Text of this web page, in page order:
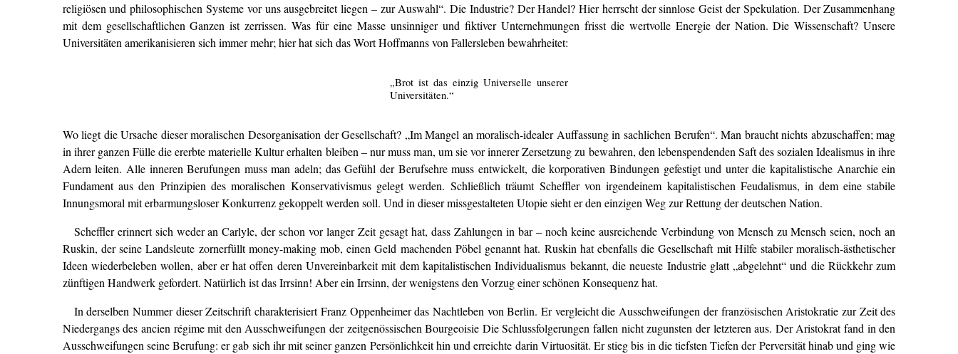
religiösen und philosophischen Systeme vor uns ausgebreitet liegen – zur Auswahl“. Die Industrie? Der Handel? Hier herrscht der sinnlose Geist der Spekulation. Der Zusammenhang
mit dem gesellschaftlichen Ganzen ist zerrissen. Was für eine Masse unsinniger und fiktiver Unternehmungen frisst die wertvolle Energie der Nation. Die Wissenschaft? Unsere
Universitäten amerikanisieren sich immer mehr; hier hat sich das Wort Hoffmanns von Fallersleben bewahrheitet:
„Brot ist das einzig Universelle unserer
Universitäten.“
Wo liegt die Ursache dieser moralischen Desorganisation der Gesellschaft? „Im Mangel an moralisch-idealer Auffassung in sachlichen Berufen“. Man braucht nichts abzuschaffen; mag
in ihrer ganzen Fülle die ererbte materielle Kultur erhalten bleiben – nur muss man, um sie vor innerer Zersetzung zu bewahren, den lebenspendenden Saft des sozialen Idealismus in ihre
Adern leiten. Alle inneren Berufungen muss man adeln; das Gefühl der Berufsehre muss entwickelt, die korporativen Bindungen gefestigt und unter die kapitalistische Anarchie ein
Fundament aus den Prinzipien des moralischen Konservativismus gelegt werden. Schließlich träumt Scheffler von irgendeinem kapitalistischen Feudalismus, in dem eine stabile
Innungsmoral mit erbarmungsloser Konkurrenz gekoppelt werden soll. Und in dieser missgestalteten Utopie sieht er den einzigen Weg zur Rettung der deutschen Nation.
Scheffler erinnert sich weder an Carlyle, der schon vor langer Zeit gesagt hat, dass Zahlungen in bar – noch keine ausreichende Verbindung von Mensch zu Mensch seien, noch an
Ruskin, der seine Landsleute zornerfüllt money-making mob, einen Geld machenden Pöbel genannt hat. Ruskin hat ebenfalls die Gesellschaft mit Hilfe stabiler moralisch-ästhetischer
Ideen wiederbeleben wollen, aber er hat offen deren Unvereinbarkeit mit dem kapitalistischen Individualismus bekannt, die neueste Industrie glatt „abgelehnt“ und die Rückkehr zum
zünftigen Handwerk gefordert. Natürlich ist das Irrsinn! Aber ein Irrsinn, der wenigstens den Vorzug einer schönen Konsequenz hat.
In derselben Nummer dieser Zeitschrift charakterisiert Franz Oppenheimer das Nachtleben von Berlin. Er vergleicht die Ausschweifungen der französischen Aristokratie zur Zeit des
Niedergangs des ancien régime mit den Ausschweifungen der zeitgenössischen Bourgeoisie Die Schlussfolgerungen fallen nicht zugunsten der letzteren aus. Der Aristokrat fand in den
Ausschweifungen seine Berufung: er gab sich ihr mit seiner ganzen Persönlichkeit hin und erreichte darin Virtuosität. Er stieg bis in die tiefsten Tiefen der Perversität hinab und ging wie